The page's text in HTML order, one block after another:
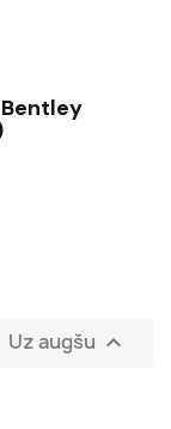
Uz augšu 